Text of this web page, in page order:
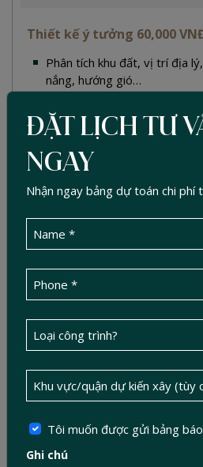
Thiết kế ý tưởng 60,000
Phân tích khu đất, vị trí địa
nắng, hướng gió…
trúc phù hợp với yêu cầu của
Định hướng kiến trúc ngoại
nội thất.
Thiết kế kiến trúc 250,000
Thiết kế trọn gói 400,000
Tìm hiểu thêm
BIỆT THỰ,
ĐẶT LỊCH TƯ
NGAY
Nhận ngay bảng dự toán chi phí
Tôi muốn được gửi bảng
Ghi chú